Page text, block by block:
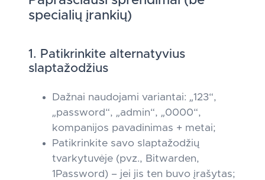
specialių įrankių)
1. Patikrinkite alternatyvius
slaptažodžius
Dažnai naudojami variantai: „123“,
„password“, „admin“, „0000“,
kompanijos pavadinimas + metai;
Patikrinkite savo slaptažodžių
tvarkytuvėje (pvz., Bitwarden,
1Password) – jei jis ten buvo įrašytas;